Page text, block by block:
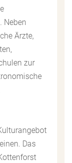
Neben
Ärzte,
zur
Das